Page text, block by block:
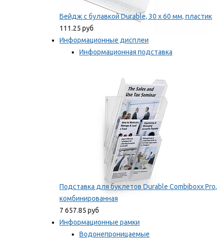
Бейдж с булавкой Durable, 30 х 60 мм, пластик
111.25 руб
Информационные дисплеи
Информационная подставка
Подставка для буклетов Durable Combiboxx Pro,
комбинированная
7 657.85 руб
Информационные рамки
Водонепроницаемые